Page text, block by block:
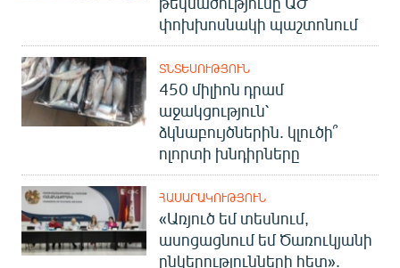
փոխխոսնակի պաշտոնում
ՏՆՏԵՍՈՒԹՅՈՒՆ
450 միլիոն դրամ
աջակցություն՝
ձկնաբույծներին. կլուծի՞
ոլորտի խնդիրները
ՀԱՍԱՐԱԿՈՒԹՅՈՒՆ
«Առյուծ եմ տեսնում,
ասոցացնում եմ Ծառուկյանի
ընկերությունների հետ».